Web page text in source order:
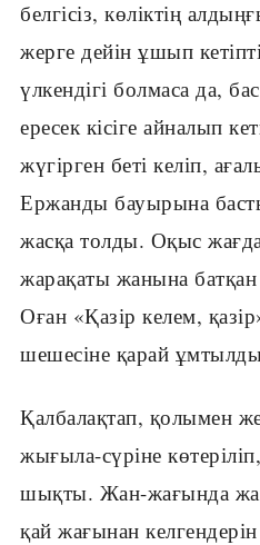
белгісіз, көліктің
жерге дейін ұшып
үлкендігі болмаса да,
ересек кісіге айналып
жүгірген беті келіп,
Ержанды бауырына
жасқа толды. Оқыс
жарақаты жанына
Оған «Қазір келем,
шешесіне қарай
Қалбалақтап, қолымен
жығыла-сүріне
шықты. Жан-жағында
қай жағынан